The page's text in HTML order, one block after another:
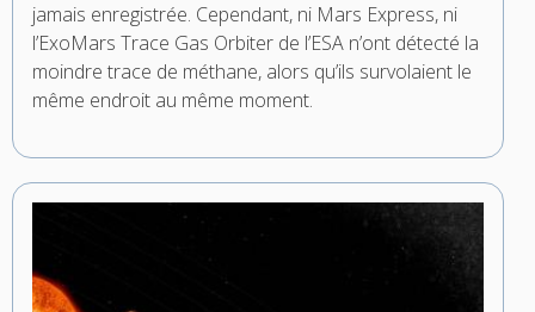
jamais enregistrée. Cependant, ni Mars Express, ni
l’ExoMars Trace Gas Orbiter de l’ESA n’ont détecté la
moindre trace de méthane, alors qu’ils survolaient le
même endroit au même moment.